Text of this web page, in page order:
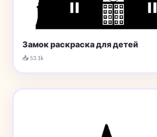
Замок раскраска для детей
📥 53.1k